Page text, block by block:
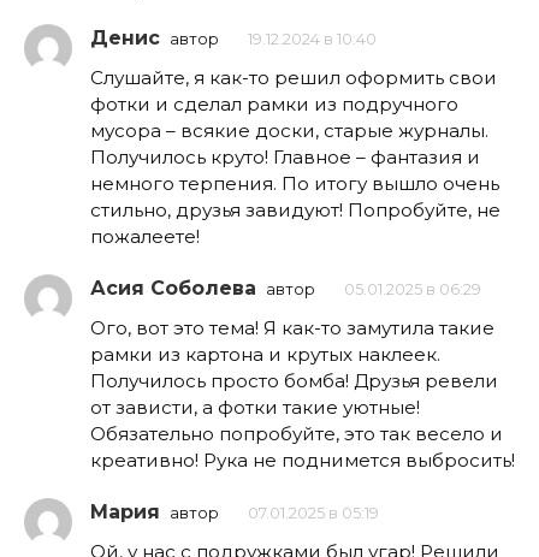
Денис автор 19.12.2024 в 10:40
Слушайте, я как-то решил оформить свои
фотки и сделал рамки из подручного
мусора – всякие доски, старые журналы.
Получилось круто! Главное – фантазия и
немного терпения. По итогу вышло очень
стильно, друзья завидуют! Попробуйте, не
пожалеете!
Асия Соболева автор 05.01.2025 в 06:29
Ого, вот это тема! Я как-то замутила такие
рамки из картона и крутых наклеек.
Получилось просто бомба! Друзья ревели
от зависти, а фотки такие уютные!
Обязательно попробуйте, это так весело и
креативно! Рука не поднимется выбросить!
Мария автор 07.01.2025 в 05:19
Ой, у нас с подружками был угар! Решили